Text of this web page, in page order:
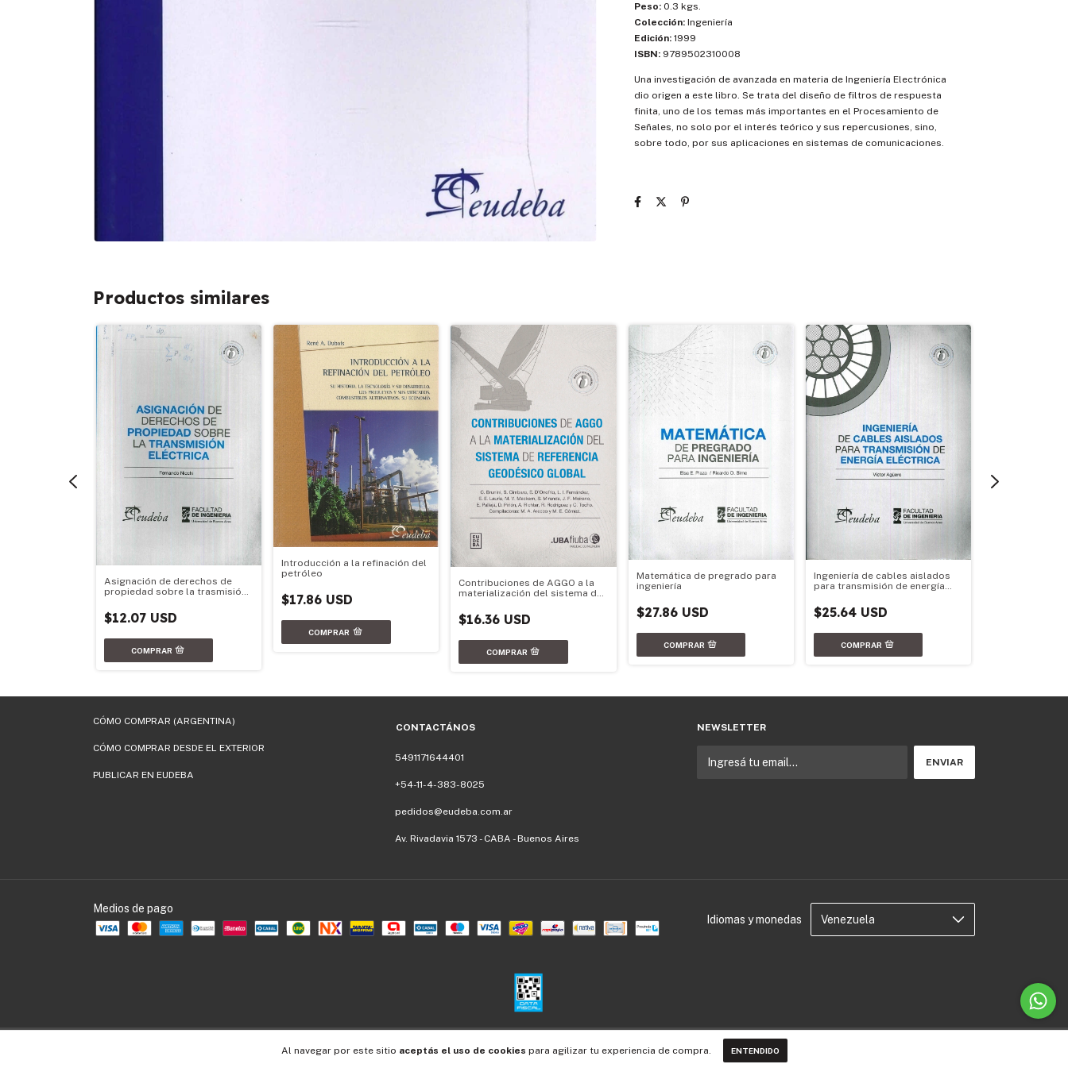
Al navegar por este sitio aceptás el uso de cookies para agilizar tu experiencia de compra. ENTENDIDO
Peso: 0.3 kgs.
Colección: Ingeniería
Edición: 1999
ISBN: 9789502310008
Una investigación de avanzada en materia de Ingeniería Electrónica
dio origen a este libro. Se trata del diseño de filtros de respuesta
finita, uno de los temas más importantes en el Procesamiento de
Señales, no solo por el interés teórico y sus repercusiones, sino,
sobre todo, por sus aplicaciones en sistemas de comunicaciones.
Productos similares
Asignación de derechos de
propiedad sobre la trasmisión
$12.07 USD
Introducción a la refinación del
petróleo
$17.86 USD
Contribuciones de AGGO a la
materialización del sistema de
$16.36 USD
Matemática de pregrado para
ingeniería
$27.86 USD
Ingeniería de cables aislados
para transmisión de energía
$25.64 USD
CÓMO COMPRAR (ARGENTINA)
CÓMO COMPRAR DESDE EL EXTERIOR
PUBLICAR EN EUDEBA
CONTACTÁNOS
5491171644401
+54-11-4-383-8025
pedidos@eudeba.com.ar
Av. Rivadavia 1573 - CABA - Buenos Aires
NEWSLETTER
Medios de pago
Idiomas y monedas